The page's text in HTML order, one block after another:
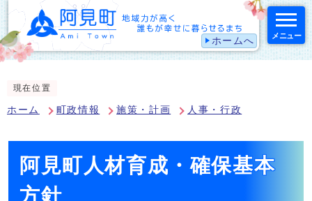
ホームへ メニュー
現在位置
ホーム 町政情報 施策・計画 人事・行政
阿見町人材育成・確保基本
方針